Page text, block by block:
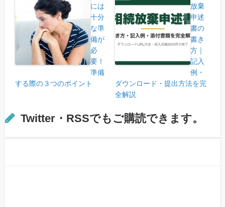
には
十分
な準
備が
必
要！
準備
する際の３つのポイント
放棄
申述
書の
書き
方｜
記入
例・
ダウンロード・提出方法を完
全解説
Twitter・RSSでもご購読できます。